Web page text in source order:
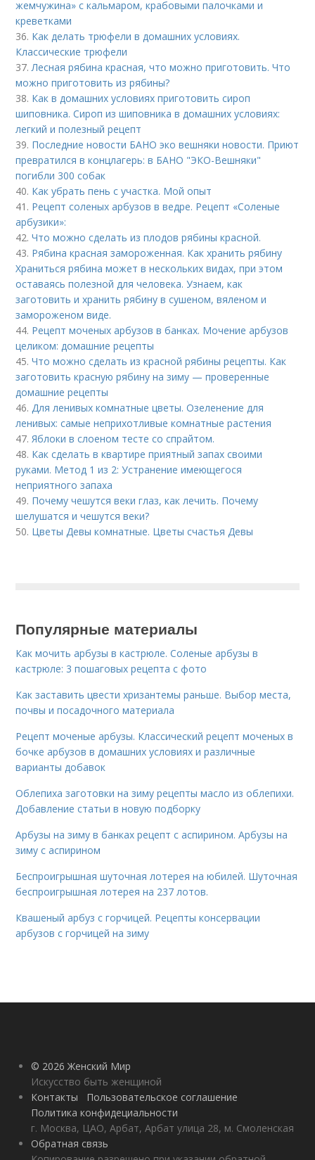
жемчужина» с кальмаром, крабовыми палочками и
креветками
36. Как делать трюфели в домашних условиях.
Классические трюфели
37.Лесная рябина красная, что можно приготовить. Что
можно приготовить из рябины?
38. Как в домашних условиях приготовить сироп
шиповника. Сироп из шиповника в домашних условиях:
легкий и полезный рецепт
39. Последние новости БАНО эко вешняки новости. Приют
превратился в концлагерь: в БАНО "ЭКО-Вешняки"
погибли 300 собак
40. Как убрать пень с участка. Мой опыт
41. Рецепт соленых арбузов в ведре. Рецепт «Соленые
арбузики»:
42.Что можно сделать из плодов рябины красной.
43. Рябина красная замороженная. Как хранить рябину
Храниться рябина может в нескольких видах, при этом
оставаясь полезной для человека. Узнаем, как
заготовить и хранить рябину в сушеном, вяленом и
замороженом виде.
44. Рецепт моченых арбузов в банках. Мочение арбузов
целиком: домашние рецепты
45.Что можно сделать из красной рябины рецепты. Как
заготовить красную рябину на зиму — проверенные
домашние рецепты
46.Для ленивых комнатные цветы. Озеленение для
ленивых: самые неприхотливые комнатные растения
47.Яблоки в слоеном тесте со спрайтом.
48. Как сделать в квартире приятный запах своими
руками. Метод 1 из 2: Устранение имеющегося
неприятного запаха
49. Почему чешутся веки глаз, как лечить. Почему
шелушатся и чешутся веки?
50. Цветы Девы комнатные. Цветы счастья Девы
Популярные материалы
Как мочить арбузы в кастрюле. Соленые арбузы в
кастрюле: 3 пошаговых рецепта с фото
Как заставить цвести хризантемы раньше. Выбор места,
почвы и посадочного материала
Рецепт моченые арбузы. Классический рецепт моченых в
бочке арбузов в домашних условиях и различные
варианты добавок
Облепиха заготовки на зиму рецепты масло из облепихи.
Добавление статьи в новую подборку
Арбузы на зиму в банках рецепт с аспирином. Арбузы на
зиму с аспирином
Беспроигрышная шуточная лотерея на юбилей. Шуточная
беспроигрышная лотерея на 237 лотов.
Квашеный арбуз с горчицей. Рецепты консервации
арбузов с горчицей на зиму
© 2026 Женский Мир
Искусство быть женщиной
Контакты
Пользовательское соглашение
Политика конфидециальности
г. Москва, ЦАО, Арбат, Арбат улица 28, м. Смоленская
Обратная связь